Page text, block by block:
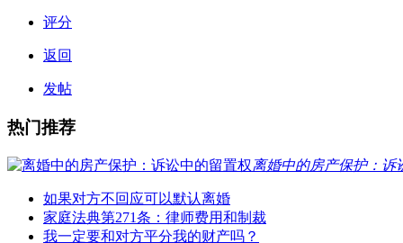
评分
返回
发帖
热门推荐
离婚中的房产保护：诉
如果对方不回应可以默认离婚
家庭法典第271条：律师费用和制裁
我一定要和对方平分我的财产吗？